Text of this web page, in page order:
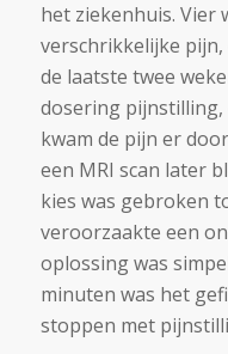
het ziekenhuis. Vier
verschrikkelijke
de laatste twee
dosering pijnstilling,
kwam de pijn er
een MRI scan later
kies was gebroken
veroorzaakte een
oplossing was
minuten was het
stoppen met